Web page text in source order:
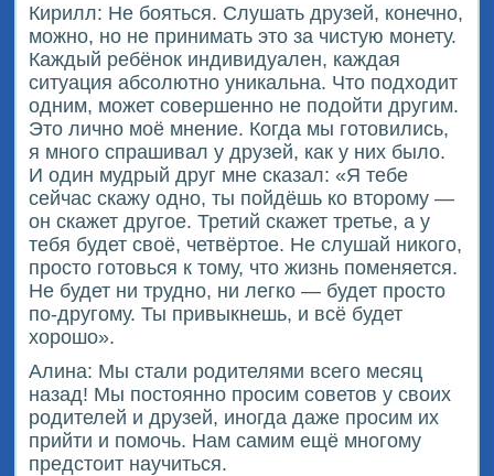
Кирилл: Не бояться. Слушать друзей, конечно,
можно, но не принимать это за чистую монету.
Каждый ребёнок индивидуален, каждая
ситуация абсолютно уникальна. Что подходит
одним, может совершенно не подойти другим.
Это лично моё мнение. Когда мы готовились,
я много спрашивал у друзей, как у них было.
И один мудрый друг мне сказал: «Я тебе
сейчас скажу одно, ты пойдёшь ко второму —
он скажет другое. Третий скажет третье, а у
тебя будет своё, четвёртое. Не слушай никого,
просто готовься к тому, что жизнь поменяется.
Не будет ни трудно, ни легко — будет просто
по-другому. Ты привыкнешь, и всё будет
хорошо».
Алина: Мы стали родителями всего месяц
назад! Мы постоянно просим советов у своих
родителей и друзей, иногда даже просим их
прийти и помочь. Нам самим ещё многому
предстоит научиться.